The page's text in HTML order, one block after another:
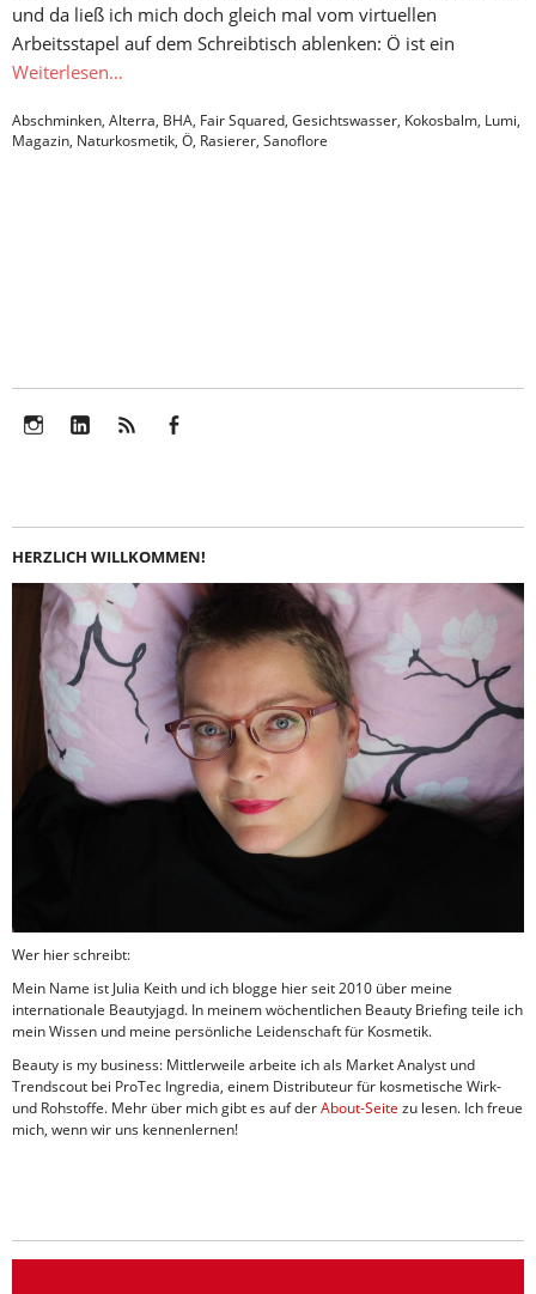
und da ließ ich mich doch gleich mal vom virtuellen
Arbeitsstapel auf dem Schreibtisch ablenken: Ö ist ein
Weiterlesen…
Abschminken, Alterra, BHA, Fair Squared, Gesichtswasser, Kokosbalm, Lumi,
Magazin, Naturkosmetik, Ö, Rasierer, Sanoflore
HERZLICH WILLKOMMEN!
Wer hier schreibt:
Mein Name ist Julia Keith und ich blogge hier seit 2010 über meine
internationale Beautyjagd. In meinem wöchentlichen Beauty Briefing teile ich
mein Wissen und meine persönliche Leidenschaft für Kosmetik.
Beauty is my business: Mittlerweile arbeite ich als Market Analyst und
Trendscout bei ProTec Ingredia, einem Distributeur für kosmetische Wirk-
und Rohstoffe. Mehr über mich gibt es auf derAbout-Seite zu lesen. Ich freue
mich, wenn wir uns kennenlernen!